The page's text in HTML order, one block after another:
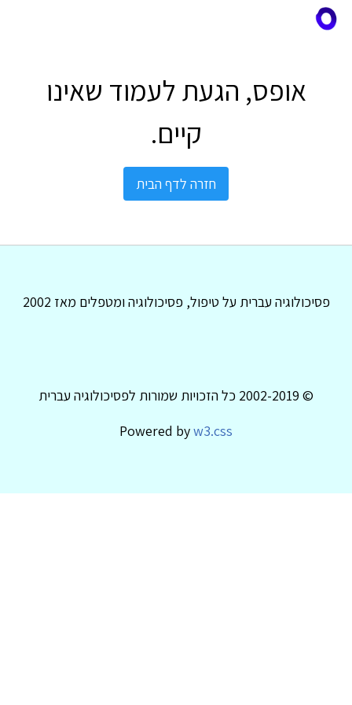
אופס, הגעת לעמוד שאינו
קיים.
חזרה לדף הבית
פסיכולוגיה עברית על טיפול, פסיכולוגיה ומטפלים מאז 2002
© 2002-2019 כל הזכויות שמורות לפסיכולוגיה עברית
Powered byw3.css